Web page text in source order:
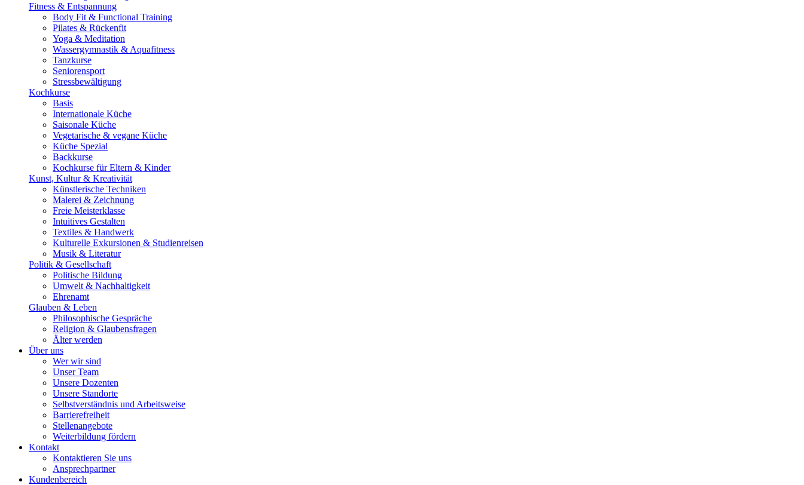
Fitness & Entspannung
Body Fit & Functional Training
Pilates & Rückenfit
Yoga & Meditation
Wassergymnastik & Aquafitness
Tanzkurse
Seniorensport
Stressbewältigung
Kochkurse
Basis
Internationale Küche
Saisonale Küche
Vegetarische & vegane Küche
Küche Spezial
Backkurse
Kochkurse für Eltern & Kinder
Kunst, Kultur & Kreativität
Künstlerische Techniken
Malerei & Zeichnung
Freie Meisterklasse
Intuitives Gestalten
Textiles & Handwerk
Kulturelle Exkursionen & Studienreisen
Musik & Literatur
Politik & Gesellschaft
Politische Bildung
Umwelt & Nachhaltigkeit
Ehrenamt
Glauben & Leben
Philosophische Gespräche
Religion & Glaubensfragen
Älter werden
Über uns
Wer wir sind
Unser Team
Unsere Dozenten
Unsere Standorte
Selbstverständnis und Arbeitsweise
Barrierefreiheit
Stellenangebote
Weiterbildung fördern
Kontakt
Kontaktieren Sie uns
Ansprechpartner
Kundenbereich